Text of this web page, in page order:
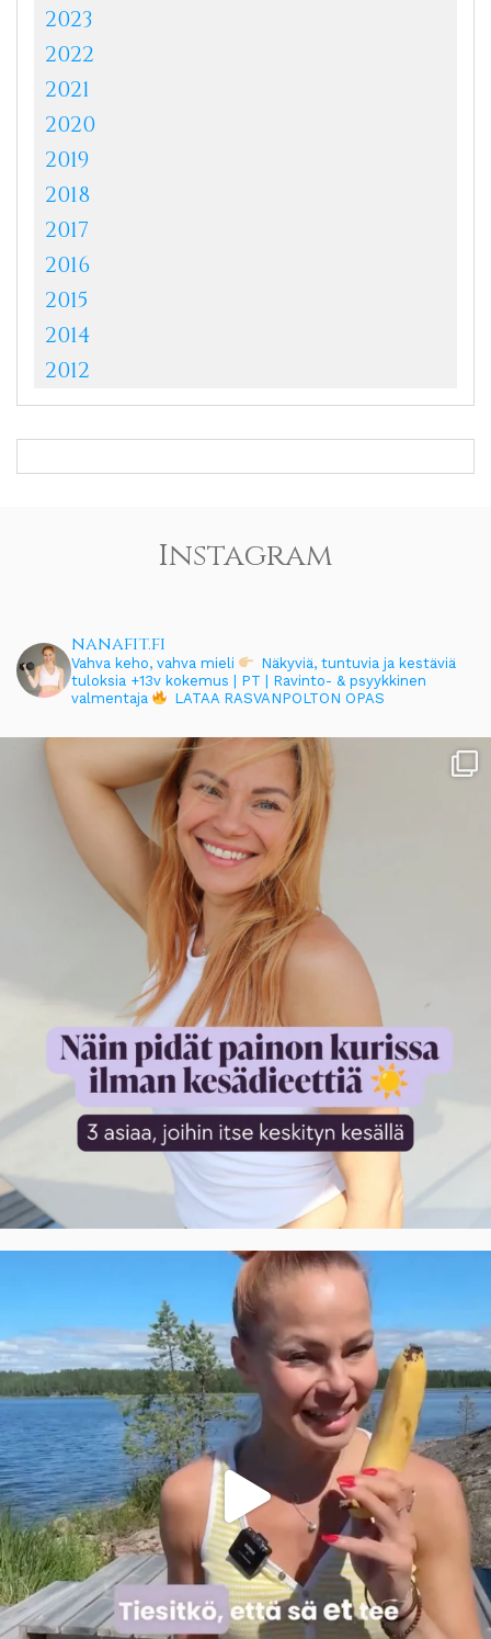
2023
2022
2021
2020
2019
2018
2017
2016
2015
2014
2012
Instagram
nanafit.fi
Vahva keho, vahva mieli
Näkyviä, tuntuvia ja kestäviä
tuloksia +13v kokemus | PT | Ravinto- & psyykkinen
valmentaja
LATAA RASVANPOLTON OPAS